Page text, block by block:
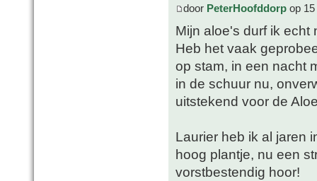
door PeterHoofddorp op
Mijn aloe's durf ik echt
Heb het vaak
op stam, in een nacht
in de schuur nu,
uitstekend voor de
Laurier heb ik al jaren
hoog plantje, nu een
vorstbestendig hoor!